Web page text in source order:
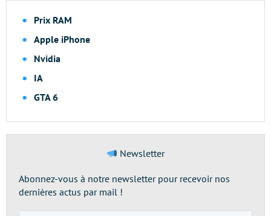
Prix RAM
Apple iPhone
Nvidia
IA
GTA 6
Newsletter
Abonnez-vous à notre newsletter pour recevoir nos
dernières actus par mail !